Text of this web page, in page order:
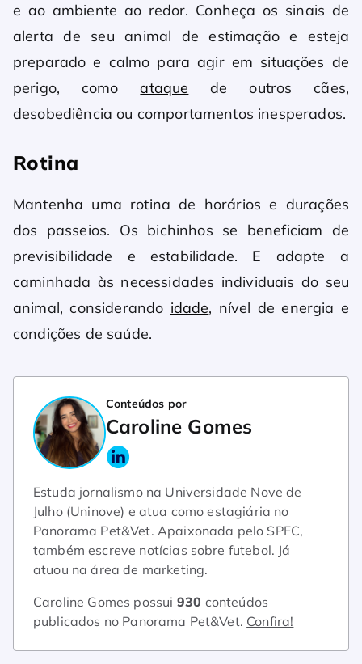
e ao ambiente ao redor. Conheça os sinais de
alerta de seu animal de estimação e esteja
preparado e calmo para agir em situações de
perigo, comoataque de outros cães,
desobediência ou comportamentos inesperados.
Rotina
Mantenha uma rotina de horários e durações
dos passeios. Os bichinhos se beneficiam de
previsibilidade e estabilidade. E adapte a
caminhada às necessidades individuais do seu
animal, considerando idade, nível de energia e
condições de saúde.
Conteúdos por
Caroline Gomes
Estuda jornalismo na Universidade Nove de
Julho (Uninove) e atua como estagiária no
Panorama Pet&Vet. Apaixonada pelo SPFC,
também escreve notícias sobre futebol. Já
atuou na área de marketing.
Caroline Gomes possui 930 conteúdos
publicados no Panorama Pet&Vet. Confira!